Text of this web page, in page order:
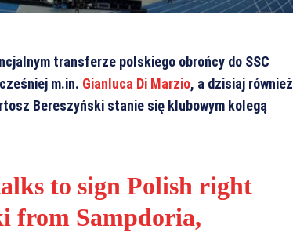
transferze polskiego obrońcy do SSC
m.in. Gianluca Di Marzio, a dzisiaj również
Bereszyński stanie się klubowym kolegą
to sign Polish right
from Sampdoria,